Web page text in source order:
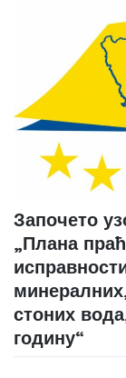
Започето
„Плана
стоних
годину“